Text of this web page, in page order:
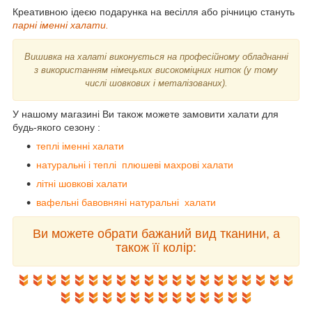
Креативною ідеєю подарунка на весілля або річницю стануть
парні іменні халати.
Вишивка на халаті виконується на професійному обладнанні
з використанням німецьких високоміцних ниток (у тому
числі шовкових і металізованих).
У нашому магазині Ви також можете замовити халати для
будь-якого сезону :
теплі іменні халати
натуральні і теплі плюшеві махрові халати
літні шовкові халати
вафельні бавовняні натуральні халати
Ви можете обрати бажаний вид тканини, а
також її колір: